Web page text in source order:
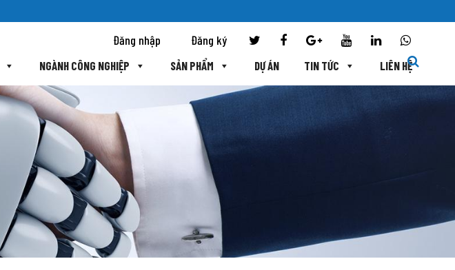
Đăng nhập Đăng ký
NGÀNH CÔNG NGHIỆP SẢN PHẨM DỰ ÁN TIN TỨC LIÊN HỆ